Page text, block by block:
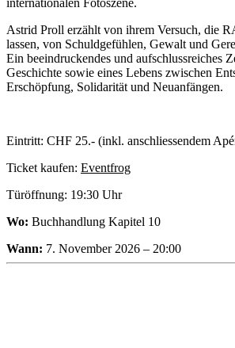
internationalen Fotoszene.
Astrid Proll erzählt von ihrem Versuch, die
lassen, von Schuldgefühlen, Gewalt und
Ein beeindruckendes und aufschlussreiches
Geschichte sowie eines Lebens zwischen
Erschöpfung, Solidarität und Neuanfängen.
Eintritt: CHF 25.- (inkl. anschliessendem
Ticket kaufen: Eventfrog
Türöffnung: 19:30 Uhr
Wo: Buchhandlung Kapitel 10
Wann: 7. November 2026 – 20:00